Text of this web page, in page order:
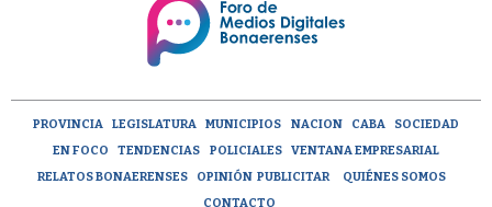
PROVINCIA LEGISLATURA MUNICIPIOS NACION CABA
SOCIEDAD
EN FOCO
TENDENCIAS POLICIALES
VENTANA EMPRESARIAL
RELATOS BONAERENSES
OPINIÓN PUBLICITAR
QUIÉNES SOMOS
CONTACTO